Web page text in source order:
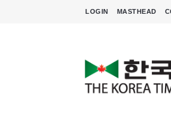
LOGIN MASTHEAD